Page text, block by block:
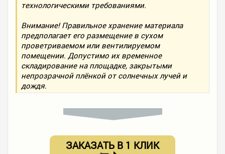
технологическими требованиями.
Внимание! Правильное хранение материала
предполагает его размещение в сухом
проветриваемом или вентилируемом
помещении. Допустимо их временное
складирование на площадке, закрытыми
непрозрачной плёнкой от солнечных лучей и
дождя.
ЗАКАЗАТЬ В 1 КЛИК